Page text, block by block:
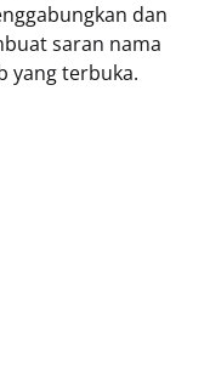
dan
saran nama
yang terbuka.